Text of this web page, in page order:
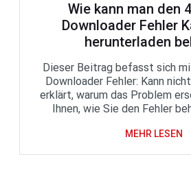
Wie kann man den
Downloader Fehler
herunterladen
Dieser Beitrag befasst sich
Downloader Fehler: Kann
erklärt, warum das Problem
Ihnen, wie Sie den Fehler
MEHR LESEN